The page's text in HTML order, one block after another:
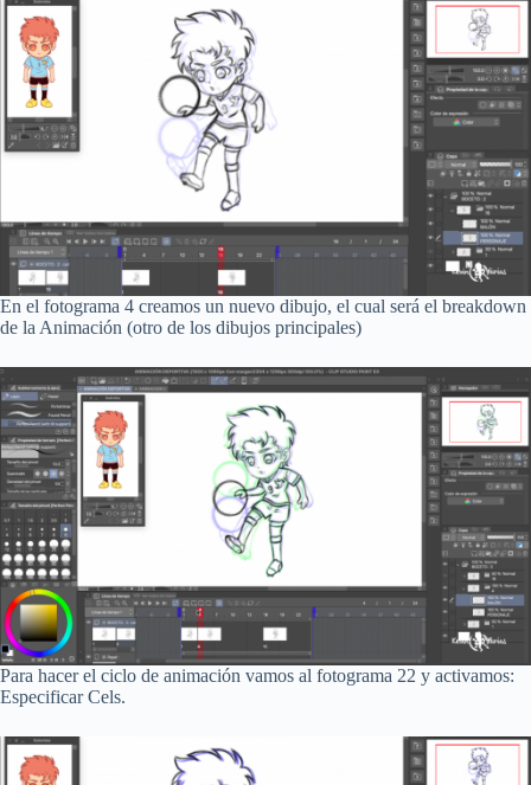
En el fotograma 4 creamos un nuevo dibujo, el cual será el breakdown
de la Animación (otro de los dibujos principales)
Para hacer el ciclo de animación vamos al fotograma 22 y activamos:
Especificar Cels.